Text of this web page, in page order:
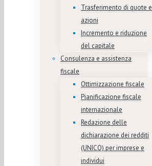
Trasferimento di quote e
azioni
Incremento e riduzione
del capitale
Consulenza e assistenza
fiscale
Ottimizzazione fiscale
Pianificazione fiscale
internazionale
Redazione delle
dichiarazione dei redditi
(UNICO) per imprese e
individui